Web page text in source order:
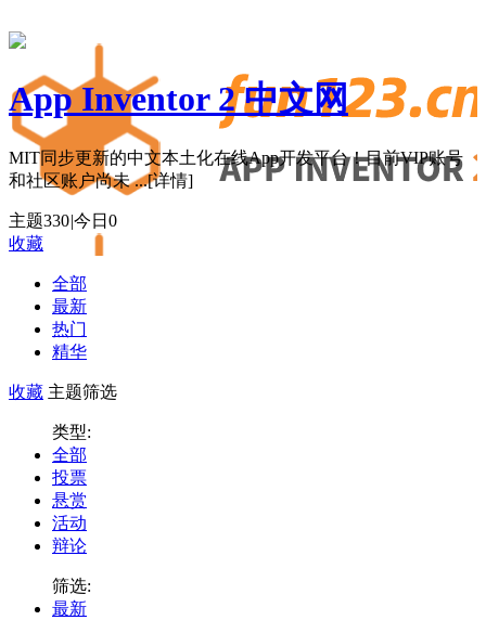
App Inventor 2 中文网
MIT同步更新的中文本土化在线App开发平台！目前VIP账号
和社区账户尚未 ...[详情]
主题330|今日 0
收藏
全部
最新
热门
精华
收藏 主题筛选
类型:
全部
投票
悬赏
活动
辩论
筛选:
最新